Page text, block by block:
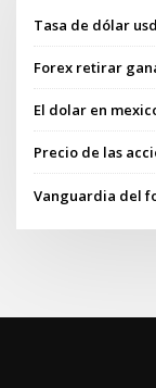
Tasa de dólar
Forex retirar
El dolar en
Precio de las
Vanguardia del